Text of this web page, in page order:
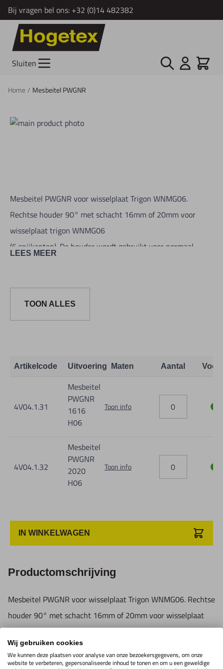
Bij vragen bel ons: +32 (0)14 482382
Ga naar de inhoud
Sluiten Zoek Cart
Home/ Mesbeitel PWGNR
Mesbeitel PWGNR voor wisselplaat Trigon WNMG06.
Rechtse houder 90° met schacht 16mm of 20mm voor
wisselplaat trigon WNMG06
(6 snijkanten). De houder wordt gebruikt voor normaal
LEES MEER
TOON ALLES
Artikelcode Uitvoering Maten Aantal
4V04.1.31
Mesbeitel
PWGNR
1616
H06
Toon info
4V04.1.32
Mesbeitel
PWGNR
2020
H06
Toon info
IN WINKELWAGEN
Productomschrijving
Mesbeitel PWGNR voor wisselplaat Trigon WNMG06. Rechtse
houder 90° met schacht 16mm of 20mm voor wisselplaat
trigon WNMG06
(6 snijkanten). De houder wordt gebruikt voor normaal
draaien en 90° afhoeken.
Wij gebruiken cookies
We kunnen deze plaatsen voor analyse van onze bezoekersgegevens, om onze
website te verbeteren, gepersonaliseerde inhoud te tonen en om u een geweldige